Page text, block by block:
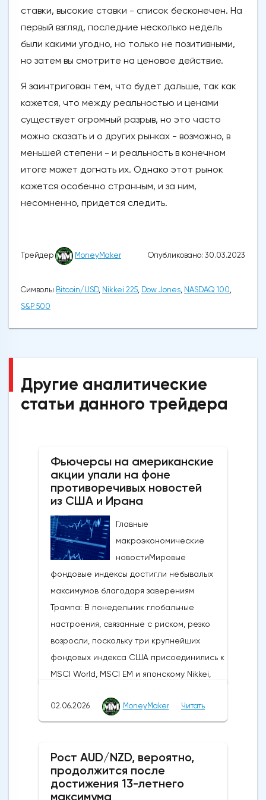
ставки, высокие ставки - список бесконечен. На
первый взгляд, последние несколько недель
были какими угодно, но только не позитивными,
но затем вы смотрите на ценовое действие.
Я заинтригован тем, что будет дальше, так как
кажется, что между реальностью и ценами
существует огромный разрыв, но это часто
можно сказать и о других рынках - возможно, в
меньшей степени - и реальность в конечном
итоге может догнать их. Однако этот рынок
кажется особенно странным, и за ним,
несомненно, придется следить.
Трейдер MoneyMaker Опубликовано: 30.03.2023
Символы Bitcoin/USD, Nikkei 225, Dow Jones, NASDAQ 100,
S&P 500
Другие аналитические
статьи данного трейдера
Фьючерсы на американские
акции упали на фоне
противоречивых новостей
из США и Ирана
Главные
макроэкономические
новостиМировые
фондовые индексы достигли небывалых
максимумов благодаря заверениям
Трампа: В понедельник глобальные
настроения, связанные с риском, резко
возросли, поскольку три крупнейших
фондовых индекса США присоединились к
MSCI World, MSCI EM и японскому Nikkei,
Широкое продвижение вперед
последовало за заявлениями президента
то, что, несмотря на новые военные
обмены в выходные, Вашингтон и Тегеран
по-прежнему ведут активные
02.06.2026 MoneyMaker Читать
Рост AUD/NZD, вероятно,
продолжится после
достижения 13-летнего
максимума